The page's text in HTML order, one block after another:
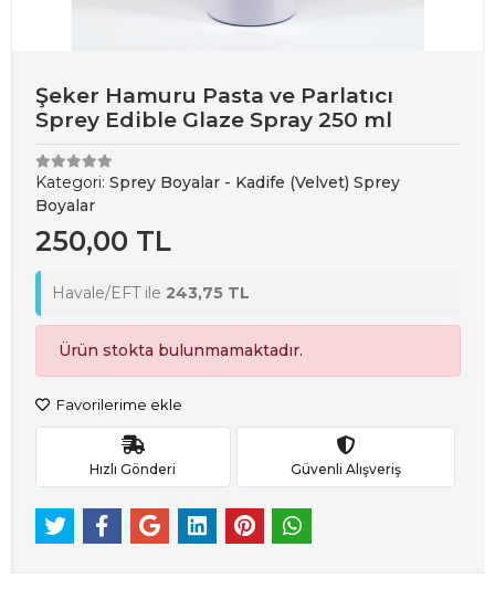
Şeker Hamuru Pasta ve Parlatıcı
Sprey Edible Glaze Spray 250 ml
Kategori: Sprey Boyalar - Kadife (Velvet) Sprey
Boyalar
250,00 TL
Havale/EFT ile 243,75 TL
Ürün stokta bulunmamaktadır.
Favorilerime ekle
Hızlı Gönderi Güvenli Alışveriş